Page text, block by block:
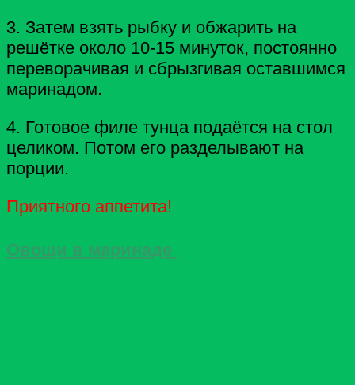
3. Затем взять рыбку и обжарить на
решётке около 10-15 минуток, постоянно
переворачивая и сбрызгивая оставшимся
маринадом.
4. Готовое филе тунца подаётся на стол
целиком. Потом его разделывают на
порции.
Приятного аппетита!
Овощи в маринаде